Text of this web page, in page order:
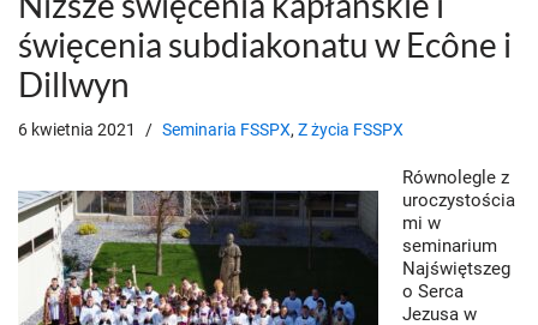
święcenia subdiakonatu w Ecône i
Dillwyn
6 kwietnia 2021 Seminaria FSSPX, Z życia FSSPX
Równolegle z
uroczystościa
mi w
seminarium
Najświętszeg
o Serca
Jezusa w